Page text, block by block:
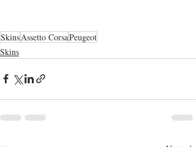
SkinsAssetto CorsaPeugeot
Skins